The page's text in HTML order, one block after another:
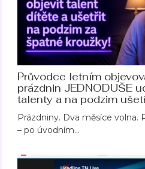
Průvodce letním
prázdnin JEDNODUŠE
talenty a na podzim
Prázdniny. Dva měsíce volna.
– po úvodním…